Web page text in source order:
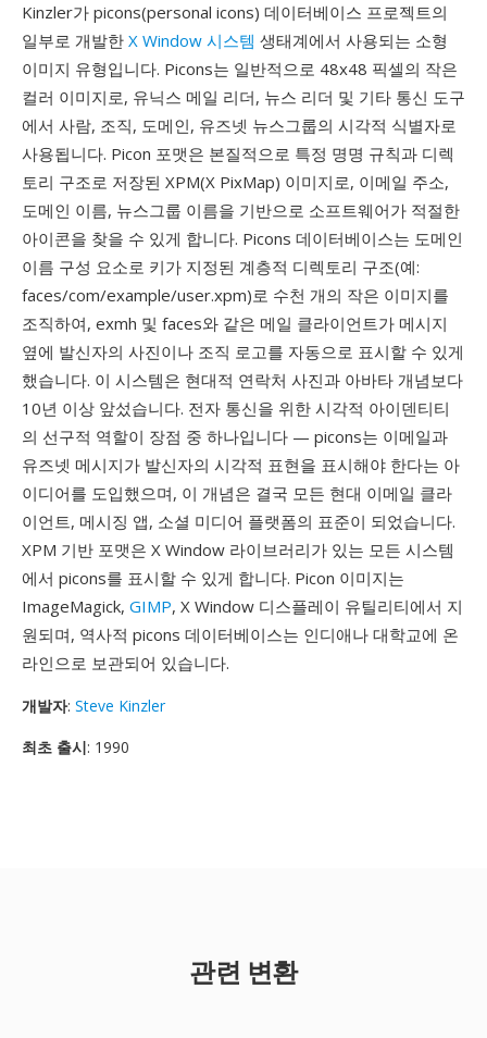
Kinzler가 picons(personal icons) 데이터베이스 프로젝트의
일부로 개발한 X Window 시스템 생태계에서 사용되는 소형
이미지 유형입니다. Picons는 일반적으로 48x48 픽셀의 작은
컬러 이미지로, 유닉스 메일 리더, 뉴스 리더 및 기타 통신 도구
에서 사람, 조직, 도메인, 유즈넷 뉴스그룹의 시각적 식별자로
사용됩니다. Picon 포맷은 본질적으로 특정 명명 규칙과 디렉
토리 구조로 저장된 XPM(X PixMap) 이미지로, 이메일 주소,
도메인 이름, 뉴스그룹 이름을 기반으로 소프트웨어가 적절한
아이콘을 찾을 수 있게 합니다. Picons 데이터베이스는 도메인
이름 구성 요소로 키가 지정된 계층적 디렉토리 구조(예:
faces/com/example/user.xpm)로 수천 개의 작은 이미지를
조직하여, exmh 및 faces와 같은 메일 클라이언트가 메시지
옆에 발신자의 사진이나 조직 로고를 자동으로 표시할 수 있게
했습니다. 이 시스템은 현대적 연락처 사진과 아바타 개념보다
10년 이상 앞섰습니다. 전자 통신을 위한 시각적 아이덴티티
의 선구적 역할이 장점 중 하나입니다 — picons는 이메일과
유즈넷 메시지가 발신자의 시각적 표현을 표시해야 한다는 아
이디어를 도입했으며, 이 개념은 결국 모든 현대 이메일 클라
이언트, 메시징 앱, 소셜 미디어 플랫폼의 표준이 되었습니다.
XPM 기반 포맷은 X Window 라이브러리가 있는 모든 시스템
에서 picons를 표시할 수 있게 합니다. Picon 이미지는
ImageMagick, GIMP, X Window 디스플레이 유틸리티에서 지
원되며, 역사적 picons 데이터베이스는 인디애나 대학교에 온
라인으로 보관되어 있습니다.
개발자: Steve Kinzler
최초 출시: 1990
관련 변환